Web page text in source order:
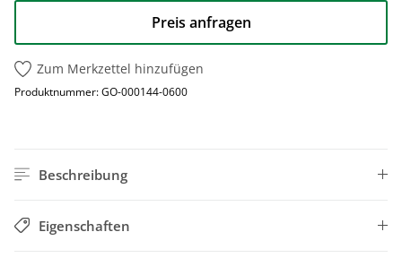
Preis anfragen
Zum Merkzettel hinzufügen
Produktnummer:GO-000144-0600
Beschreibung
Eigenschaften